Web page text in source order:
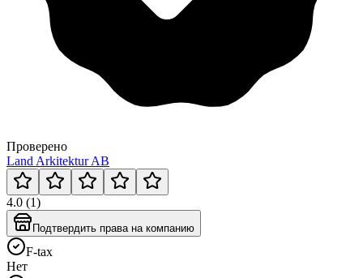
Проверено
Land Arkitektur AB
4.0 (1)
Подтвердить права на компанию
F-tax
Нет